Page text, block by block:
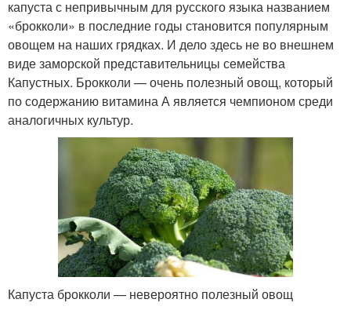
капуста с непривычным для русского языка названием
«брокколи» в последние годы становится популярным
овощем на наших грядках. И дело здесь не во внешнем
виде заморской представительницы семейства
Капустных. Брокколи — очень полезный овощ, который
по содержанию витамина А является чемпионом среди
аналогичных культур.
Капуста брокколи — невероятно полезный овощ